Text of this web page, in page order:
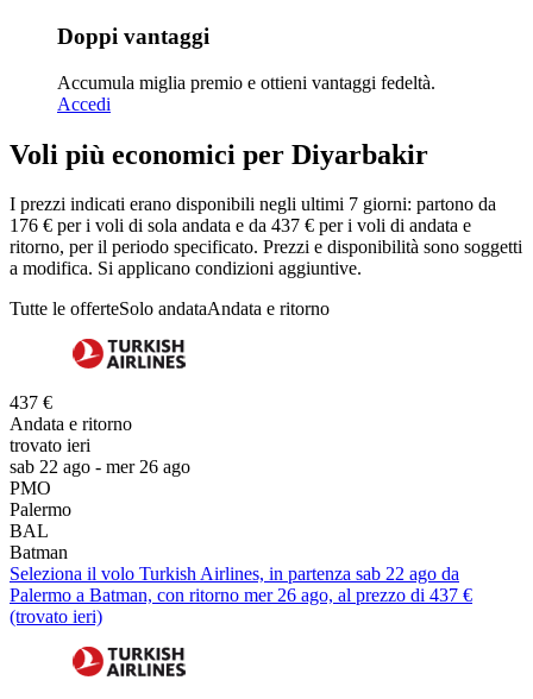
Doppi vantaggi
Accumula miglia premio e ottieni vantaggi fedeltà.
Accedi
Voli più economici per Diyarbakir
I prezzi indicati erano disponibili negli ultimi 7 giorni: partono da
176 € per i voli di sola andata e da 437 € per i voli di andata e
ritorno, per il periodo specificato. Prezzi e disponibilità sono soggetti
a modifica. Si applicano condizioni aggiuntive.
Tutte le offerteSolo andataAndata e ritorno
437 €
Andata e ritorno
trovato ieri
sab 22 ago - mer 26 ago
PMO
Palermo
BAL
Batman
Seleziona il volo Turkish Airlines, in partenza sab 22 ago da
Palermo a Batman, con ritorno mer 26 ago, al prezzo di 437 €
(trovato ieri)